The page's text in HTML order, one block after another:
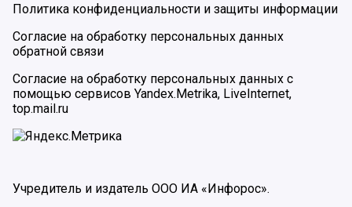
Политика конфиденциальности и защиты информации
Согласие на обработку персональных данных
обратной связи
Согласие на обработку персональных данных с
помощью сервисов Yandex.Metrika, LiveInternet,
top.mail.ru
Учредитель и издатель ООО ИА «Инфорос».